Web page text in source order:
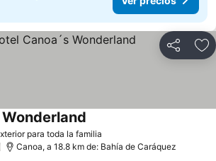
Compartir
para toda la familia
Canoa, a 18.8 km de: Bahía de Caráquez